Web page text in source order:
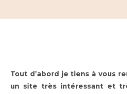
Tout d’abord je tiens à vous
un site très intéressant et